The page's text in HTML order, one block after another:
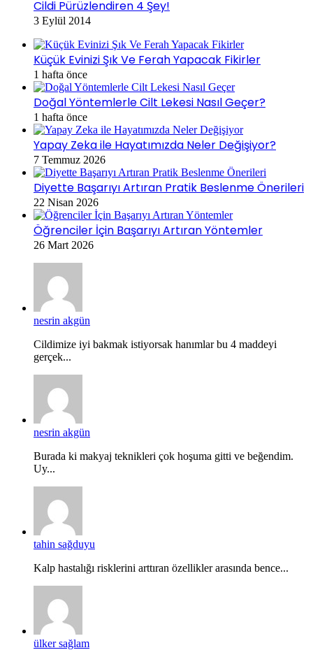
Cildi Pürüzlendiren 4 Şey!
3 Eylül 2014
Küçük Evinizi Şık Ve Ferah Yapacak Fikirler
1 hafta önce
Doğal Yöntemlerle Cilt Lekesi Nasıl Geçer?
1 hafta önce
Yapay Zeka ile Hayatımızda Neler Değişiyor?
7 Temmuz 2026
Diyette Başarıyı Artıran Pratik Beslenme Önerileri
22 Nisan 2026
Öğrenciler İçin Başarıyı Artıran Yöntemler
26 Mart 2026
nesrin akgün
Cildimize iyi bakmak istiyorsak hanımlar bu 4 maddeyi
gerçek...
nesrin akgün
Burada ki makyaj teknikleri çok hoşuma gitti ve beğendim.
Uy...
tahin sağduyu
Kalp hastalığı risklerini arttıran özellikler arasında bence...
ülker sağlam